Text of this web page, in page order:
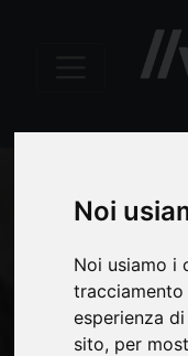
Noi
Noi usiamo i
esperienza
sito, per